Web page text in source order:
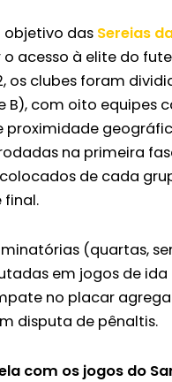
objetivo das Sereias
acesso à elite do
os clubes foram
B), com oito equipes
proximidade
na primeira
de cada
final.
(quartas,
em jogos de ida
no placar
disputa de pênaltis.
com os jogos do